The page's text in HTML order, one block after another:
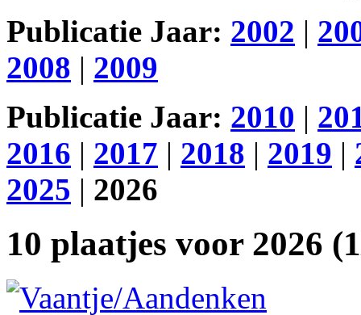
Publicatie Jaar: 2002 |
2008 | 2009
Publicatie Jaar: 2010 |
2016 | 2017 | 2018 | 2019 |
2025 | 2026
10 plaatjes voor 2026